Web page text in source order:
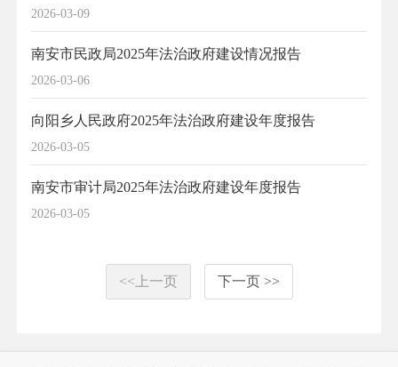
2026-03-09
2026-03-06
南安市民政局2025年法治政府建设情况报告
2026-03-05
向阳乡人民政府2025年法治政府建设年度报告
2026-03-05
南安市审计局2025年法治政府建设年度报告
<<上一页 下一页 >>